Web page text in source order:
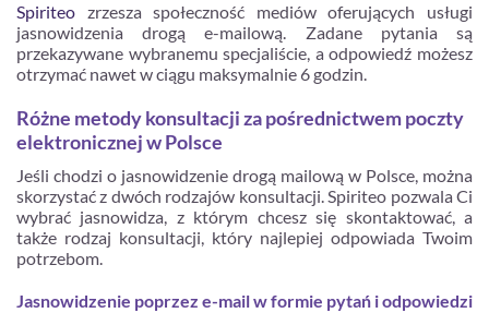
Spiriteo zrzesza społeczność mediów oferujących usługi
jasnowidzenia drogą e-mailową. Zadane pytania są
przekazywane wybranemu specjaliście, a odpowiedź możesz
otrzymać nawet w ciągu maksymalnie 6 godzin.
Różne metody konsultacji za pośrednictwem poczty
elektronicznej w Polsce
Jeśli chodzi o jasnowidzenie drogą mailową w Polsce, można
skorzystać z dwóch rodzajów konsultacji. Spiriteo pozwala Ci
wybrać jasnowidza, z którym chcesz się skontaktować, a
także rodzaj konsultacji, który najlepiej odpowiada Twoim
potrzebom.
Jasnowidzenie poprzez e-mail w formie pytań i odpowiedzi